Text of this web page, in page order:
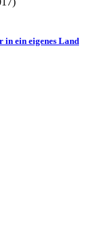
in ein eigenes Land